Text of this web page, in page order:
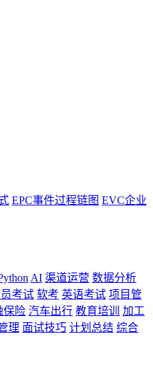
EPC事件过程链图 EVC企业
AI 渠道运营 数据分析
考试 软考 英语考试 项目管
保险 汽车出行 教育培训
加工
理 面试技巧 计划总结 综合